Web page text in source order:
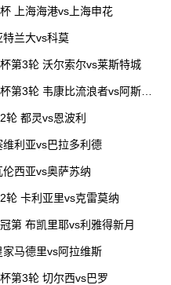
足球比赛高清集锦：足协杯年足协杯 上海海港vs上海申花
赛高清集锦：意甲年意甲 亚特兰大vs科莫
足球比赛高清集锦：英联杯年英联杯第3轮 沃尔索尔vs莱斯特城
者vs阿斯顿
足球比赛高清集锦：意甲年意杯第2轮 都灵vs恩波利
赛高清集锦：西甲年西甲 塞维利亚vs巴拉多利德
赛高清集锦：西甲年西甲 瓦伦西亚vs奥萨苏纳
足球比赛高清集锦：意杯年意杯第2轮 卡利亚里vs克雷莫纳
足球比赛高清集锦：沙王冠年沙王冠第 布凯里耶vs利雅得新月
赛高清集锦：西甲年西甲 皇家马德里vs阿拉维斯
足球比赛高清集锦：联赛杯年英联杯第3轮 切尔西vs巴罗